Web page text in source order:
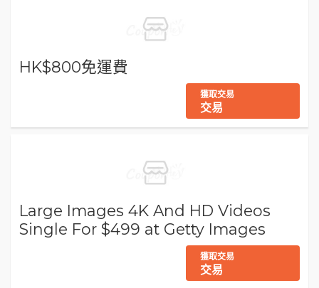
HK$800免運費
獲取交易
交易
Large Images 4K And HD Videos
Single For $499 at Getty Images
獲取交易
交易